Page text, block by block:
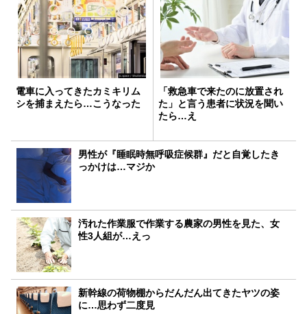
電車に入ってきたカミキリム
シを捕まえたら…こうなった
「救急車で来たのに放置され
た」と言う患者に状況を聞い
たら…え
男性が『睡眠時無呼吸症候群』だと自覚したき
っかけは…マジか
汚れた作業服で作業する農家の男性を見た、女
性3人組が…えっ
新幹線の荷物棚からだんだん出てきたヤツの姿
に…思わず二度見